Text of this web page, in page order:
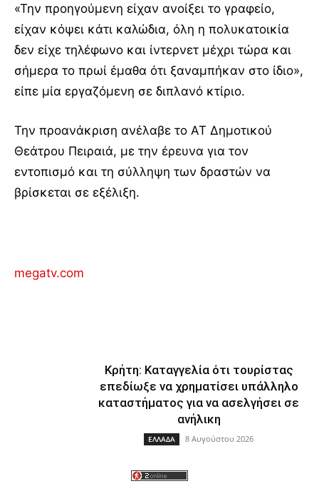
«Την προηγούμενη είχαν ανοίξει το γραφείο,
είχαν κόψει κάτι καλώδια, όλη η πολυκατοικία
δεν είχε τηλέφωνο και ίντερνετ μέχρι τώρα και
σήμερα το πρωί έμαθα ότι ξαναμπήκαν στο ίδιο»,
είπε μία εργαζόμενη σε διπλανό κτίριο.
Την προανάκριση ανέλαβε το ΑΤ Δημοτικού
Θεάτρου Πειραιά, με την έρευνα για τον
εντοπισμό και τη σύλληψη των δραστών να
βρίσκεται σε εξέλιξη.
megatv.com
Κρήτη: Καταγγελία ότι τουρίστας
επεδίωξε να χρηματίσει υπάλληλο
καταστήματος για να ασελγήσει σε
ανήλικη
ΕΛΛΑΔΑ 8 Αυγούστου 2026